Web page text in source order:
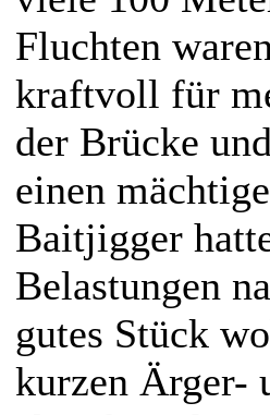
Fluchten
kraftvoll für
der Brücke
einen
Baitjigger
Belastungen
gutes Stück
kurzen Ärger-